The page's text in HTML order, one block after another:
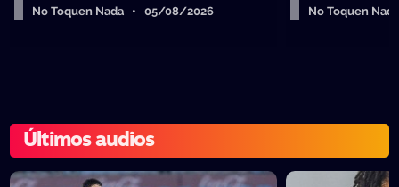
No Toquen Nada • 05/08/2026
No Toquen
Últimos audios